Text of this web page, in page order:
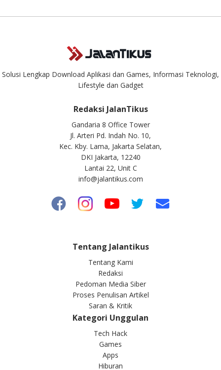
Solusi Lengkap Download Aplikasi dan Games, Informasi Teknologi,
Lifestyle dan Gadget
Redaksi JalanTikus
Gandaria 8 Office Tower
Jl. Arteri Pd. Indah No. 10,
Kec. Kby. Lama, Jakarta Selatan,
DKI Jakarta, 12240
Lantai 22, Unit C
info@jalantikus.com
Tentang Jalantikus
Tentang Kami
Redaksi
Pedoman Media Siber
Proses Penulisan Artikel
Saran & Kritik
Kategori Unggulan
Tech Hack
Games
Apps
Hiburan